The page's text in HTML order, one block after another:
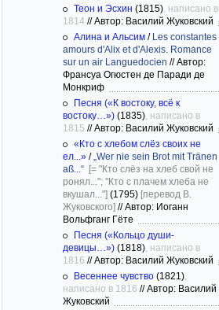
Теон и Эсхин (1815) , написано в
1814 //Автор: Василий Жуковский
Алина и Альсим / Les constantes
amours d'Alix et d'Alexis. Romance
sur un air Languedocien //Автор:
Франсуа Огюстен де Паради де
Монкриф
Песня («К востоку, всё к
востоку…») (1835) , написано в
1815 //Автор: Василий Жуковский
«Кто с хлебом слёз своих не
ел...» / „Wer nie sein Brot mit Tränen
aß...“ [= "Кто слёз на хлеб свой не
ронял..."; "Кто с плачем хлеба не
вкушал..."] (1795) [перевод В.
Жуковского] //Автор: Иоганн
Вольфганг Гёте
Песня («Кольцо души-
девицы…») (1818) , написано в
1816 //Автор: Василий Жуковский
Весеннее чувство (1821)
написано в 1816 //Автор: Василий
Жуковский